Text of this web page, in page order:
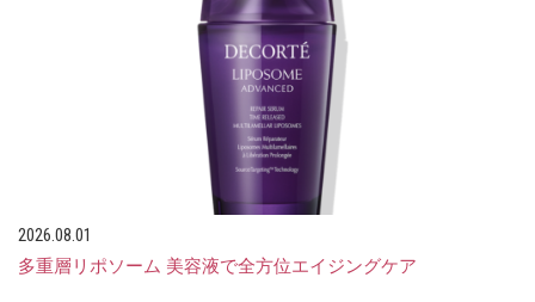
2026.08.01
多重層リポソーム 美容液で全方位エイジングケア